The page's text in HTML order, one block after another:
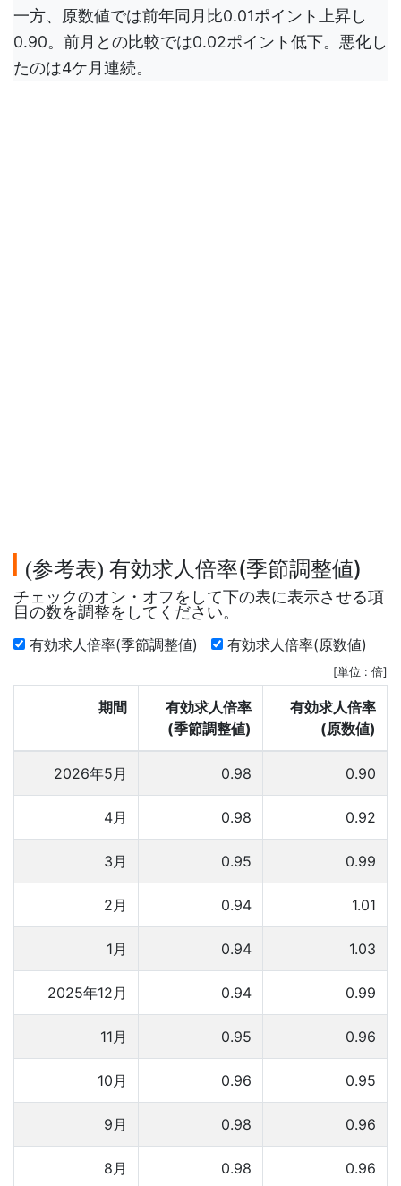
一方、原数値では前年同月比0.01ポイント上昇し
0.90。前月との比較では0.02ポイント低下。悪化し
たのは4ケ月連続。
(参考表) 有効求人倍率(季節調整値)
チェックのオン・オフをして下の表に表示させる項
目の数を調整をしてください。
有効求人倍率(季節調整値) 有効求人倍率(原数値)
[単位 : 倍]
期間
有効求人倍率
(季節調整値)
有効求人倍率
(原数値)
2026年5月 0.98 0.90
4月 0.98 0.92
3月 0.95 0.99
2月 0.94 1.01
1月 0.94 1.03
2025年12月 0.94 0.99
11月 0.95 0.96
10月 0.96 0.95
9月 0.98 0.96
8月 0.98 0.96